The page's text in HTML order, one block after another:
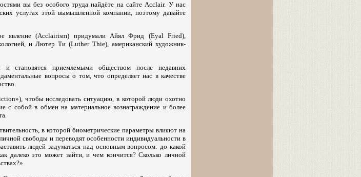
вы без особого труда найдёте на сайте Acclair. У нас
услугах этой вымышленной компании, поэтому давайте
явление (Acclairism) придумали Айял Фрид (Eyal Fried),
и Лютер Ти (Luther Thie), американский художник-
и становятся приемлемыми обществом после недавних
вопросы о том, что определяет нас в качестве
чтобы исследовать ситуацию, в которой люди охотно
с собой в обмен на материальное вознаграждение и более
в которой биометрические параметры влияют на
свободы и переводят особенности индивидуальности в
людей задуматься над основным вопросом: до какой
далеко это может зайти, и чем кончится? Сколько личной